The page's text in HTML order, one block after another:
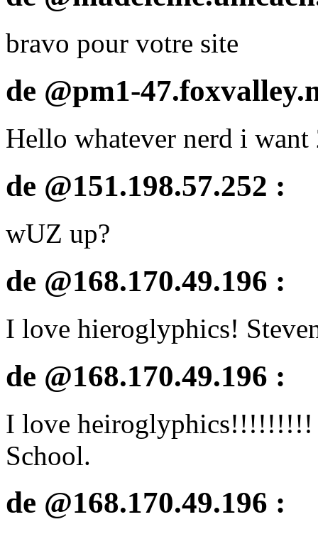
bravo pour votre site
de @pm1-
Hello whatever nerd i want
de @151.198.57.252 :
wUZ up?
de @168.170.49.196 :
I love hieroglyphics!
de @168.170.49.196 :
I love heiroglyphics!!!!!!!!!
School.
de @168.170.49.196 :